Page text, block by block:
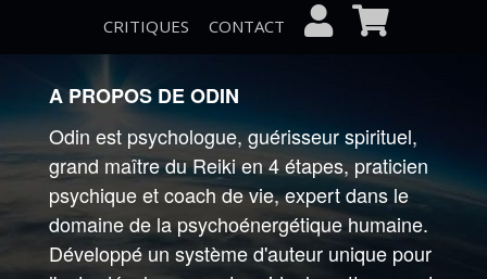
CRITIQUES
CONTACT
A PROPOS DE ODIN
Odin est psychologue, guérisseur spirituel,
grand maître du Reiki en 4 étapes, praticien
psychique et coach de vie, expert dans le
domaine de la psychoénergétique humaine.
Développé un système d'auteur unique pour